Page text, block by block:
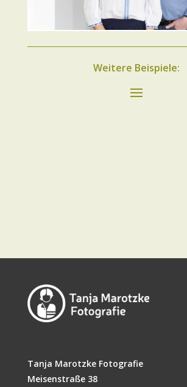
Weitere Beispiele:
Tanja Marotzke Fotografie
Meisenstraße 38